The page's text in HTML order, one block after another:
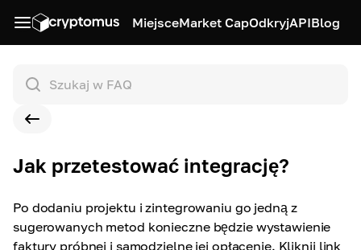
MiejsceMarket CapOdkryjAPIBlog
Jak przetestować integrację?
Po dodaniu projektu i zintegrowaniu go jedną z
sugerowanych metod konieczne będzie wystawienie
faktury próbnej i samodzielne jej opłacenie. Kliknij link